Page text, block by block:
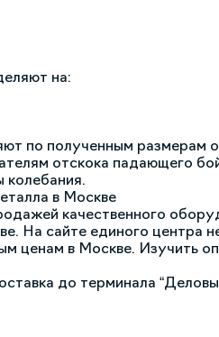
на:
по полученным размерам
отскока падающего
колебания.
в Москве
качественного
На сайте единого центра
ценам в Москве. Изучить
до терминала